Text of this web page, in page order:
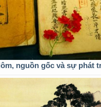
nguồn gốc và sự phát